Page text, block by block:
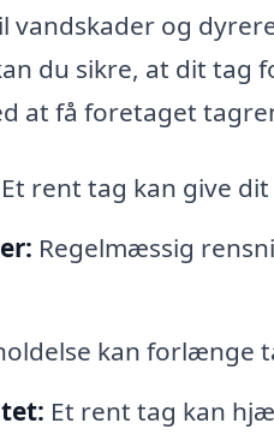
og
du sikre, at dit
at få foretaget
Et rent tag kan give
Regelmæssig
kan forlænge
Et rent tag kan